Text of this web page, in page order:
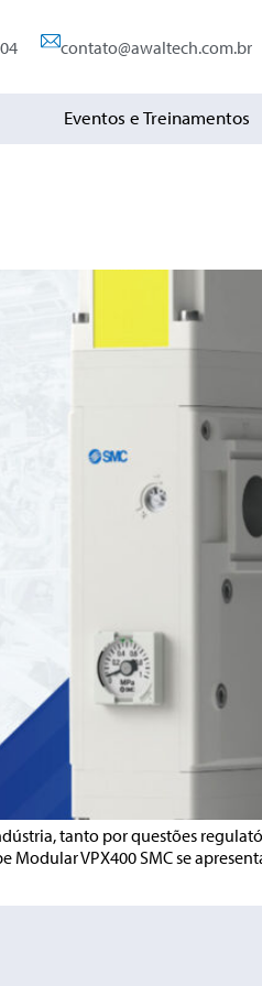
contato@awaltech.com.br
Eventos e Treinamentos
tanto por questões
Modular VPX400 SMC se